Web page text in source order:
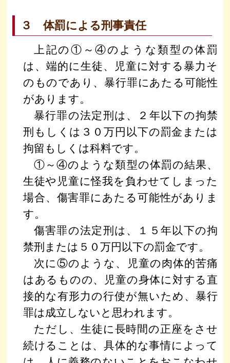
３ 体罰による刑事責任
上記の①～④のような類型の体罰
は、端的に生徒、児童に対する暴力そ
のものであり、暴行罪にあたる可能性
があります。
暴行罪の法定刑は、２年以下の拘禁
刑もしくは３０万円以下の罰金または
拘留もしくは科料です。
①～④のような類型の体罰の結果、
生徒や児童に怪我を負わせてしまった
場合、傷害罪にあたる可能性がありま
す。
傷害罪の法定刑は、１５年以下の拘
禁刑または５０万円以下の罰金です。
次に⑤のような、児童の肉体的苦痛
はあるものの、児童の身体に対する直
接的な有形力の行使が無いため、暴行
罪は成立しないと思われます。
ただし、生徒に長時間の正座をさせ
続けることは、具体的な事情によって